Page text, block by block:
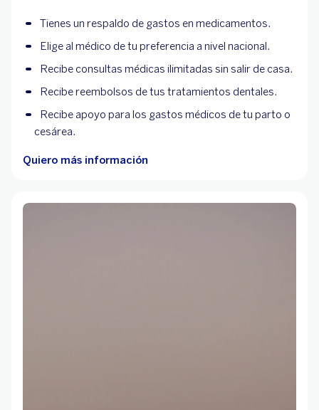
Tienes un respaldo de gastos en medicamentos.
Elige al médico de tu preferencia a nivel nacional.
Recibe consultas médicas ilimitadas sin salir de casa.
Recibe reembolsos de tus tratamientos dentales.
Recibe apoyo para los gastos médicos de tu parto o
cesárea.
Quiero más información